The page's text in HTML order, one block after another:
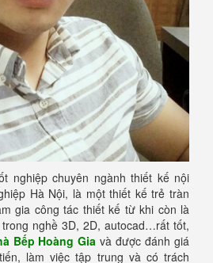
nghiệp chuyên ngành thiết kế nội
Hà Nội, là một thiết kế trẻ tràn
gia công tác thiết kế từ khi còn là
nghề 3D, 2D, autocad…rất tốt,
Bếp Hoàng Gia và được đánh giá
làm việc tập trung và có trách